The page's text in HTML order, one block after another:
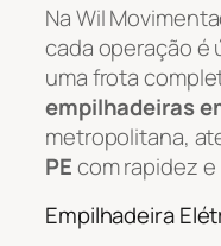
Na Wil
cada operação é
uma frota
empilhadeiras
metropolitana,
PEcom rapidez
Empilhadeira